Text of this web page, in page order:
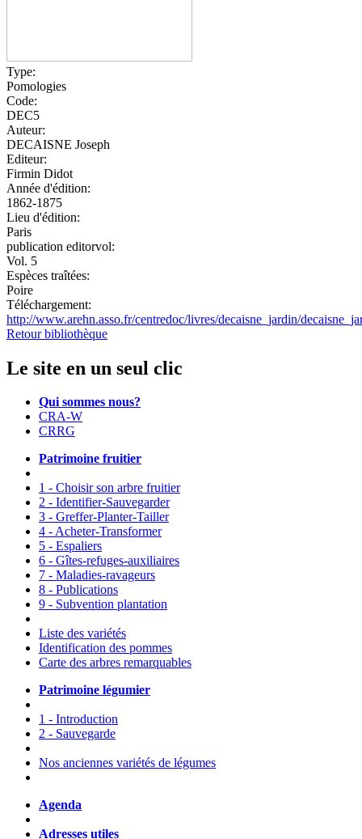
Type:
Pomologies
Code:
DEC5
Auteur:
DECAISNE Joseph
Editeur:
Firmin Didot
Année d'édition:
1862-1875
Lieu d'édition:
Paris
publication editorvol:
Vol. 5
Espèces traîtées:
Poire
Téléchargement:
http://www.arehn.asso.fr/centredoc/livres/decaisne_jardin/
Retour bibliothèque
Le site en un seul clic
Qui sommes nous?
CRA-W
CRRG
Patrimoine fruitier
1 - Choisir son arbre fruitier
2 - Identifier-Sauvegarder
3 - Greffer-Planter-Tailler
4 - Acheter-Transformer
5 - Espaliers
6 - Gîtes-refuges-auxiliaires
7 - Maladies-ravageurs
8 - Publications
9 - Subvention plantation
Liste des variétés
Identification des pommes
Carte des arbres remarquables
Patrimoine légumier
1 - Introduction
2 - Sauvegarde
Nos anciennes variétés de légumes
Agenda
Adresses utiles